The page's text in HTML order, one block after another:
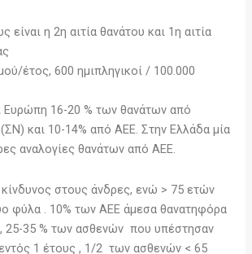
η 2η αιτία θανάτου και 1η αιτία
έτος, 600 ημιπληγικοί / 100.000
Ευρώπη 16-20 % των θανάτων από
και 10-14% από ΑΕΕ. Στην Ελλάδα μία
αναλογίες θανάτων από ΑΕΕ.
στους άνδρες, ενώ > 75 ετών
φύλα . 10% των ΑΕΕ άμεσα θανατηφόρα
25-35 % των ασθενών που υπέστησαν
1 έτους , 1/2 των ασθενών < 65